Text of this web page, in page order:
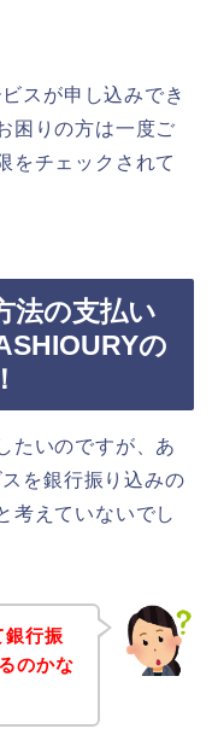
スが申し込みでき
困りの方は一度ご
をチェックされて
法の支払い
の
たいのですが、あ
を銀行振り込みの
考えていないでし
銀行振
のかな